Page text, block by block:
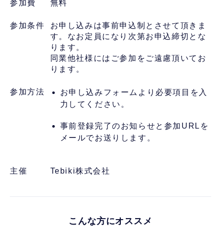
参加費 無料
参加条件
お申し込みは事前申込制とさせて頂きま
す。なお定員になり次第お申込締切とな
ります。
同業他社様にはご参加をご遠慮頂いてお
ります。
参加方法
お申し込みフォームより必要項目を入
力してください。
事前登録完了のお知らせと参加URLを
メールでお送りします。
主催 Tebiki株式会社
こんな方にオススメ